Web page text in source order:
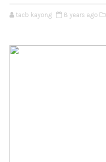
tacb kayong 8 years ago